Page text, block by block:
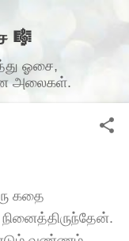
செல்
🎼
ஓசை,
அலைகள்.
கதை